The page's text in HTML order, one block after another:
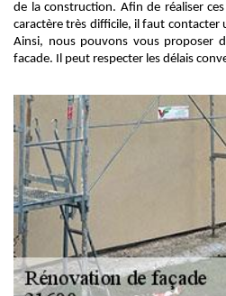
de la construction. Afin de réaliser
caractère très difficile, il faut contacter
Ainsi, nous pouvons vous proposer
facade. Il peut respecter les délais